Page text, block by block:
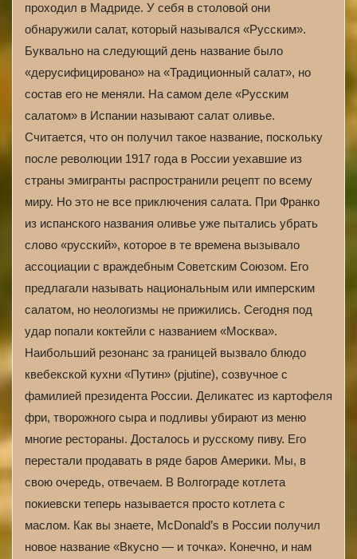
проходил в Мадриде. У себя в столовой они
обнаружили салат, который назывался «Русским».
Буквально на следующий день название было
«дерусифицировано» на «Традиционный салат», но
состав его не меняли. На самом деле «Русским
салатом» в Испании называют салат оливье.
Считается, что он получил такое название, поскольку
после революции 1917 года в России уехавшие из
страны эмигранты распространили рецепт по всему
миру. Но это не все приключения салата. При Франко
из испанского названия оливье уже пытались убрать
слово «русский», которое в те времена вызывало
ассоциации с враждебным Советским Союзом. Его
предлагали называть национальным или имперским
салатом, но неологизмы не прижились. Сегодня под
удар попали коктейли с названием «Москва».
Наибольший резонанс за границей вызвало блюдо
квебекской кухни «Путин» (pjutine), созвучное с
фамилией президента России. Деликатес из картофеля
фри, творожного сыра и подливы убирают из меню
многие рестораны. Досталось и русскому пиву. Его
перестали продавать в ряде баров Америки. Мы, в
свою очередь, отвечаем. В Волгограде котлета
покиевски теперь называется просто котлета с
маслом. Как вы знаете, McDonald’s в России получил
новое название «Вкусно — и точка». Конечно, и нам